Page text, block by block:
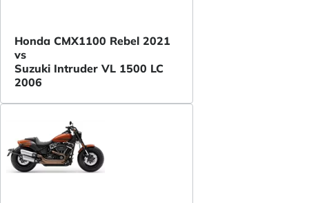
Honda CMX1100 Rebel 2021
vs
Suzuki Intruder VL 1500 LC
2006